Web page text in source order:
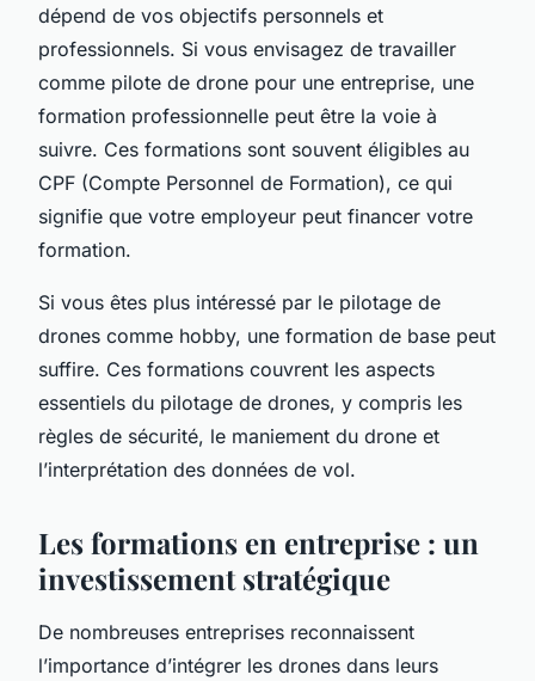
dépend de vos objectifs personnels et
professionnels. Si vous envisagez de travailler
comme pilote de drone pour une entreprise, une
formation professionnelle peut être la voie à
suivre. Ces formations sont souvent éligibles au
CPF (Compte Personnel de Formation), ce qui
signifie que votre employeur peut financer votre
formation.
Si vous êtes plus intéressé par le pilotage de
drones comme hobby, une formation de base peut
suffire. Ces formations couvrent les aspects
essentiels du pilotage de drones, y compris les
règles de sécurité, le maniement du drone et
l’interprétation des données de vol.
Les formations en entreprise : un
investissement stratégique
De nombreuses entreprises reconnaissent
l’importance d’intégrer les drones dans leurs